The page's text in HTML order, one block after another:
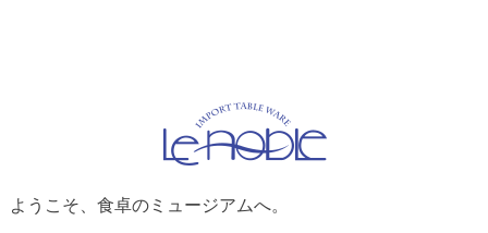
ようこそ、食卓のミュージアムへ。